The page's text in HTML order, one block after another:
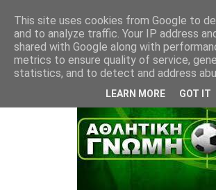
This site uses cookies from Google to
and to analyze traffic. Your IP address
shared with Google along with
metrics to ensure quality of service,
statistics, and to detect and address
LEARN MORE GOT IT